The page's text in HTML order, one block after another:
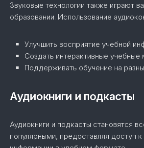
Звуковые технологии также играют
образовании. Использование
Улучшить восприятие учебной
Создать интерактивные учебные
Поддерживать обучение на
Аудиокниги и подкасты
Аудиокниги и подкасты становятся
популярными, предоставляя доступ к